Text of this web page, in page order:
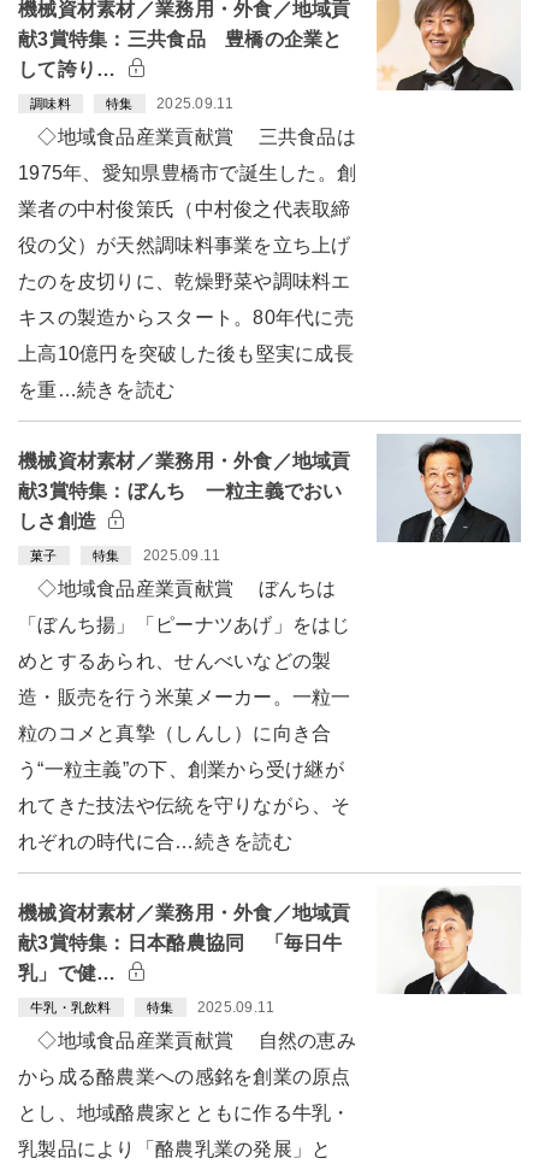
機械資材素材／業務用・外食／地域貢
献3賞特集：三共食品 豊橋の企業と
して誇り…
調味料 特集 2025.09.11
◇地域食品産業貢献賞 三共食品は
1975年、愛知県豊橋市で誕生した。創
業者の中村俊策氏（中村俊之代表取締
役の父）が天然調味料事業を立ち上げ
たのを皮切りに、乾燥野菜や調味料エ
キスの製造からスタート。80年代に売
上高10億円を突破した後も堅実に成長
を重…続きを読む
機械資材素材／業務用・外食／地域貢
献3賞特集：ぼんち 一粒主義でおい
しさ創造
菓子 特集 2025.09.11
◇地域食品産業貢献賞 ぼんちは
「ぼんち揚」「ピーナツあげ」をはじ
めとするあられ、せんべいなどの製
造・販売を行う米菓メーカー。一粒一
粒のコメと真摯（しんし）に向き合
う“一粒主義”の下、創業から受け継が
れてきた技法や伝統を守りながら、そ
れぞれの時代に合…続きを読む
機械資材素材／業務用・外食／地域貢
献3賞特集：日本酪農協同 「毎日牛
乳」で健…
牛乳・乳飲料 特集 2025.09.11
◇地域食品産業貢献賞 自然の恵み
から成る酪農業への感銘を創業の原点
とし、地域酪農家とともに作る牛乳・
乳製品により「酪農乳業の発展」と